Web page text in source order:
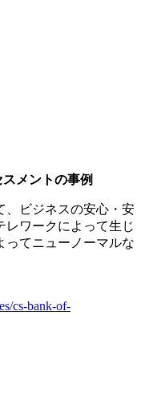
メントの事例
、ビジネスの安心・安
レワークによって生じ
ってニューノーマルな
cs-bank-of-